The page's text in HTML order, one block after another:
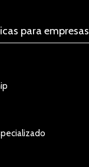
para empresas